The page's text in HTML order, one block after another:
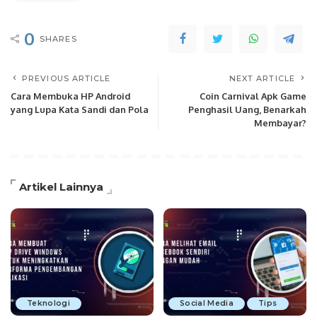
0 SHARES
PREVIOUS ARTICLE
Cara Membuka HP Android
yang Lupa Kata Sandi dan Pola
NEXT ARTICLE
Coin Carnival Apk Game
Penghasil Uang, Benarkah
Membayar?
Artikel Lainnya
Teknologi Social Media Tips